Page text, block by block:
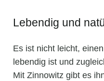
Lebendig und
Es ist nicht leicht,
lebendig ist und
Mit Zinnowitz gibt es